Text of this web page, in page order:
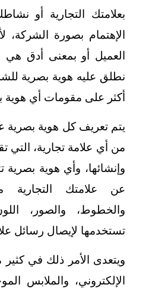
بعلامتك التجارية أو
الإهتمام بصورة الشركة،
العميل أو بمعنى أدق هي
نطلق عليه هوية بصرية
أكثر على مقومات أي هوية
يتم تعريف كل هوية بصرية
من أي علامة تجارية، التي
وإنشائها، وأي هوية
عن علامتك التجارية
والخطوط، والصور،
تستخدمها لإيصال رسائل
ويتعدى الأمر ذلك في كثير
الإلكتروني، والملابس